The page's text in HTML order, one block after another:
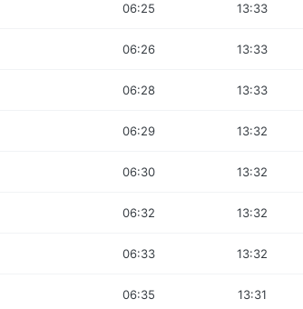
06:25 13:33
06:26 13:33
06:28 13:33
06:29 13:32
06:30 13:32
06:32 13:32
06:33 13:32
06:35 13:31